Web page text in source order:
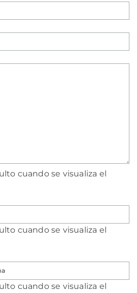
cuando se visualiza el
cuando se visualiza el
cuando se visualiza el